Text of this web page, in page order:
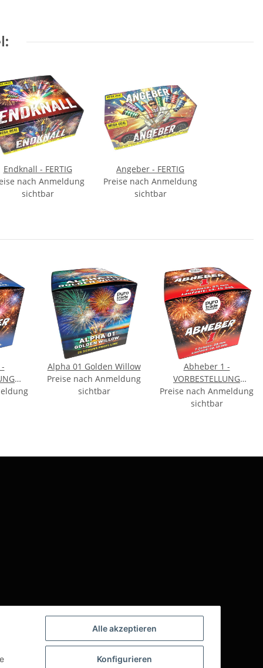
Endknall - FERTIG
nach Anmeldung
sichtbar
Angeber - FERTIG
Preise nach Anmeldung
sichtbar
Alpha 01 Golden Willow
Preise nach Anmeldung
sichtbar
Abheber 1 -
VORBESTELLUNG
September
Preise nach Anmeldung
sichtbar
Alle akzeptieren
Konfigurieren